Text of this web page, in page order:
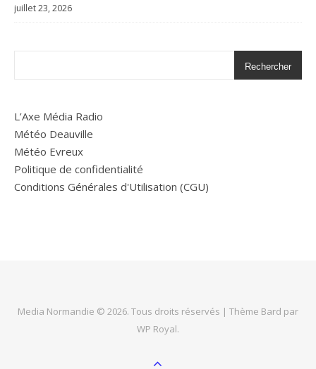
juillet 23, 2026
Rechercher
L’Axe Média Radio
Météo Deauville
Météo Evreux
Politique de confidentialité
Conditions Générales d'Utilisation (CGU)
Media Normandie © 2026. Tous droits réservés | Thème Bard par
WP Royal.